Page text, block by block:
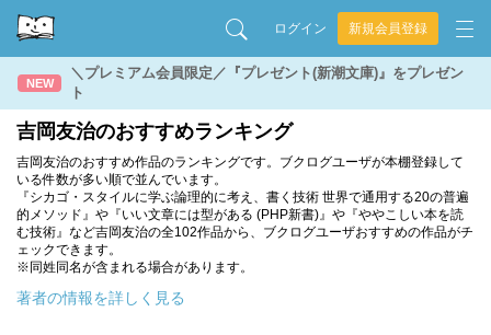
ログイン 新規会員登録
NEW
＼プレミアム会員限定／『プレゼント(新潮文庫)』をプレゼン
ト
吉岡友治のおすすめランキング
吉岡友治のおすすめ作品のランキングです。ブクログユーザが本棚登録して
いる件数が多い順で並んでいます。
『シカゴ・スタイルに学ぶ論理的に考え、書く技術 世界で通用する20の普遍
的メソッド』や『いい文章には型がある (PHP新書)』や『ややこしい本を読
む技術』など吉岡友治の全102作品から、ブクログユーザおすすめの作品がチ
ェックできます。
※同姓同名が含まれる場合があります。
著者の情報を詳しく見る